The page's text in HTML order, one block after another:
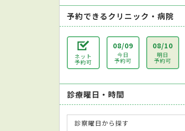
予約できるクリニック・病院
ネット
予約可
08/09
今日
予約可
08/10
明日
予約可
診療曜日・時間
診察曜日から探す